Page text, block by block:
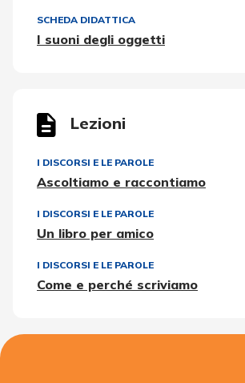
SCHEDA DIDATTICA
I suoni degli oggetti
Lezioni
I DISCORSI E LE PAROLE
Ascoltiamo e raccontiamo
I DISCORSI E LE PAROLE
Un libro per amico
I DISCORSI E LE PAROLE
Come e perché scriviamo